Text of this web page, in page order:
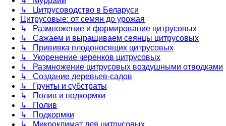
↳ Цитрусоводство в Беларуси
Цитрусовые: от семян до урожая
↳ Размножение и формирование цитрусовых
↳ Сажаем и выращиваем сеянцы цитрусовых
↳ Прививка плодоносящих цитрусовых
↳ Укоренение черенков цитрусовых
↳ Размножение цитрусовых воздушными отводками
↳ Создание деревьев-садов
↳ Грунты и субстраты
↳ Полив и подкормки
↳ Полив
↳ Подкормки